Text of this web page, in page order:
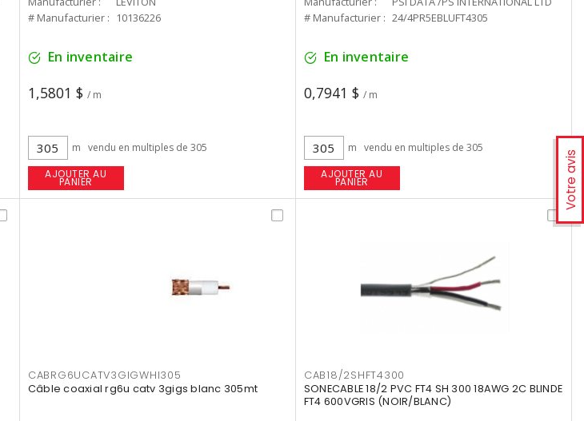
Votre avis
# Manufacturier :
10136226
En inventaire
1,5801 $ / m
m vendu en multiples de 305
AJOUTER AU
PANIER
# Manufacturier : 24/4PR5EBLUFT4305
En inventaire
0,7941 $ / m
m vendu en multiples de 305
AJOUTER AU
PANIER
CABRG6UCATV3GIGWHI305
Câble coaxial rg6u catv 3gigs blanc 305mt
CAB18/2SHFT4300
SONECABLE 18/2 PVC FT4 SH 300 18AWG 2C BLINDE
FT4 600VGRIS (NOIR/BLANC)